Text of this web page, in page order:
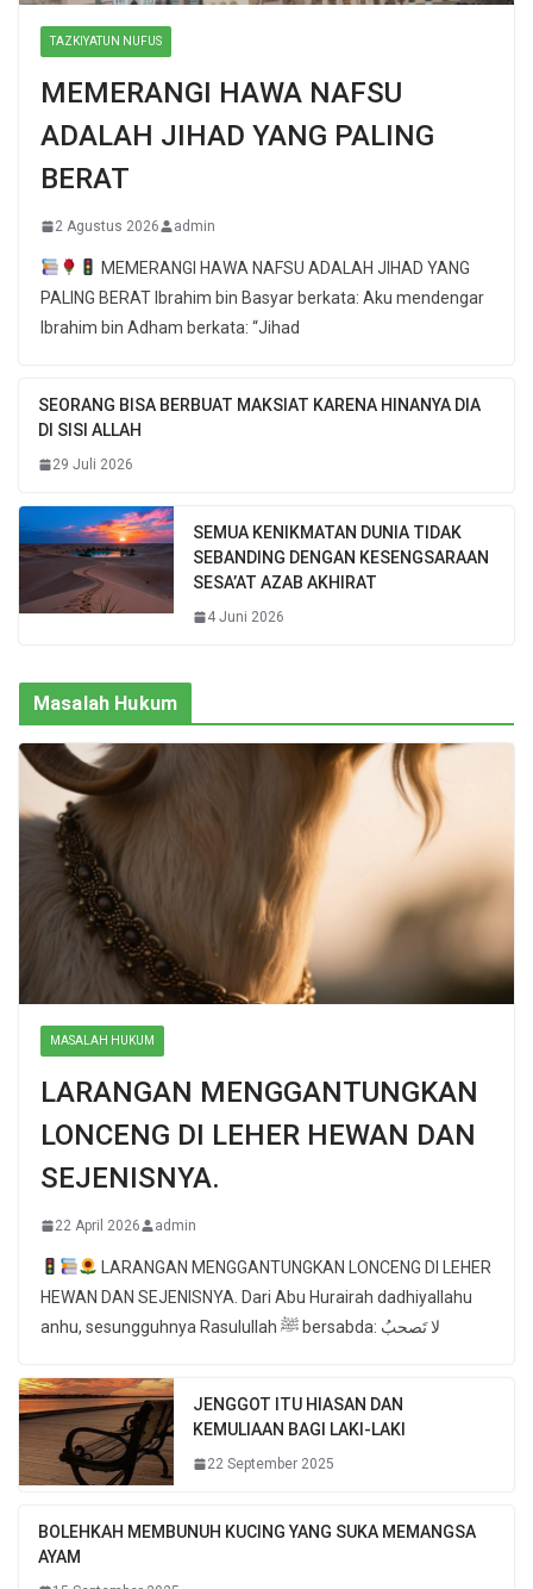
TAZKIYATUN NUFUS
MEMERANGI HAWA NAFSU
ADALAH JIHAD YANG PALING
BERAT
2 Agustus 2026 admin
MEMERANGI HAWA NAFSU ADALAH JIHAD YANG
PALING BERAT Ibrahim bin Basyar berkata: Aku mendengar
Ibrahim bin Adham berkata: “Jihad
SEORANG BISA BERBUAT MAKSIAT KARENA HINANYA DIA
DI SISI ALLAH
29 Juli 2026
SEMUA KENIKMATAN DUNIA TIDAK
SEBANDING DENGAN KESENGSARAAN
SESA’AT AZAB AKHIRAT
4 Juni 2026
Masalah Hukum
MASALAH HUKUM
LARANGAN MENGGANTUNGKAN
LONCENG DI LEHER HEWAN DAN
SEJENISNYA.
22 April 2026 admin
LARANGAN MENGGANTUNGKAN LONCENG DI LEHER
HEWAN DAN SEJENISNYA. Dari Abu Hurairah dadhiyallahu
anhu, sesungguhnya Rasulullah ﷺ bersabda: لا تَصحبُ
JENGGOT ITU HIASAN DAN
KEMULIAAN BAGI LAKI-LAKI
22 September 2025
BOLEHKAH MEMBUNUH KUCING YANG SUKA MEMANGSA
AYAM